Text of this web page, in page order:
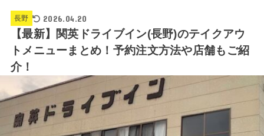
長野 2026.04.20
【最新】関英ドライブイン(長野)のテイクアウ
トメニューまとめ！予約注文方法や店舗もご紹
介！